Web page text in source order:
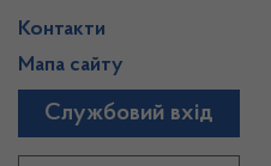
Контакти
Мапа сайту
Службовий вхід